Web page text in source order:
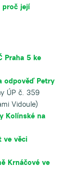
proč její
Praha 5 ke
odpověď Petry
ÚP č. 359
Vidoule)
Kolínské na
ve věci
Krnáčové ve